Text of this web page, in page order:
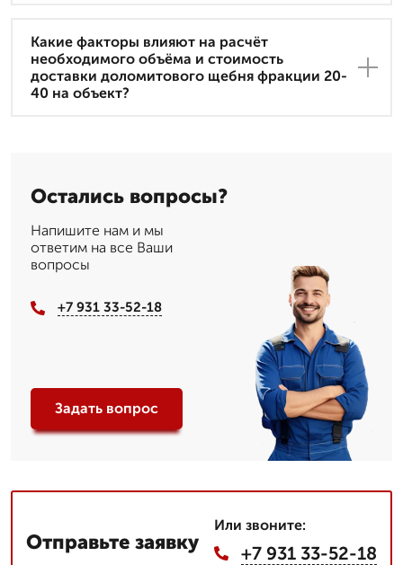
Какие факторы влияют на расчёт
необходимого объёма и стоимость
доставки доломитового щебня фракции 20-
40 на объект?
Остались вопросы?
Напишите нам и мы
ответим на все Ваши
вопросы
+7 931 33-52-18
Задать вопрос
Отправьте заявку
Или звоните:
+7 931 33-52-18